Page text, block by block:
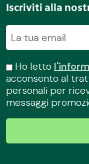
Iscriviti alla
Ho letto
acconsento al
personali per
messaggi